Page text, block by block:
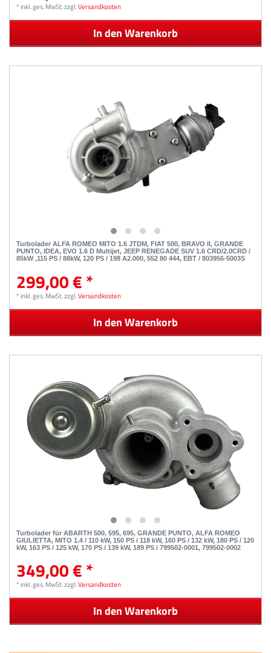
*inkl. ges. MwSt.zzgl.Versandkosten
In den Warenkorb
Turbolader ALFA ROMEO MITO 1.6 JTDM, FIAT 500, BRAVO II, GRANDE
PUNTO, IDEA, EVO 1.6 D Multijet, JEEP RENEGADE SUV 1.6 CRD/2.0CRD /
85kW ,115 PS / 88kW, 120 PS / 198 A2.000, 552 80 444, EBT / 803956-5003S
299,00 € *
*inkl. ges. MwSt.zzgl.Versandkosten
In den Warenkorb
Turbolader für ABARTH 500, 595, 695, GRANDE PUNTO, ALFA ROMEO
GIULIETTA, MITO 1.4 / 110 kW, 150 PS / 118 kW, 160 PS / 132 kW, 180 PS / 120
kW, 163 PS / 125 kW, 170 PS / 139 kW, 189 PS / 799502-0001, 799502-0002
349,00 € *
*inkl. ges. MwSt.zzgl.Versandkosten
In den Warenkorb